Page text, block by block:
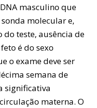
masculino que
molecular e,
teste, ausência de
é do sexo
o exame deve ser
semana de
significativa
materna. O